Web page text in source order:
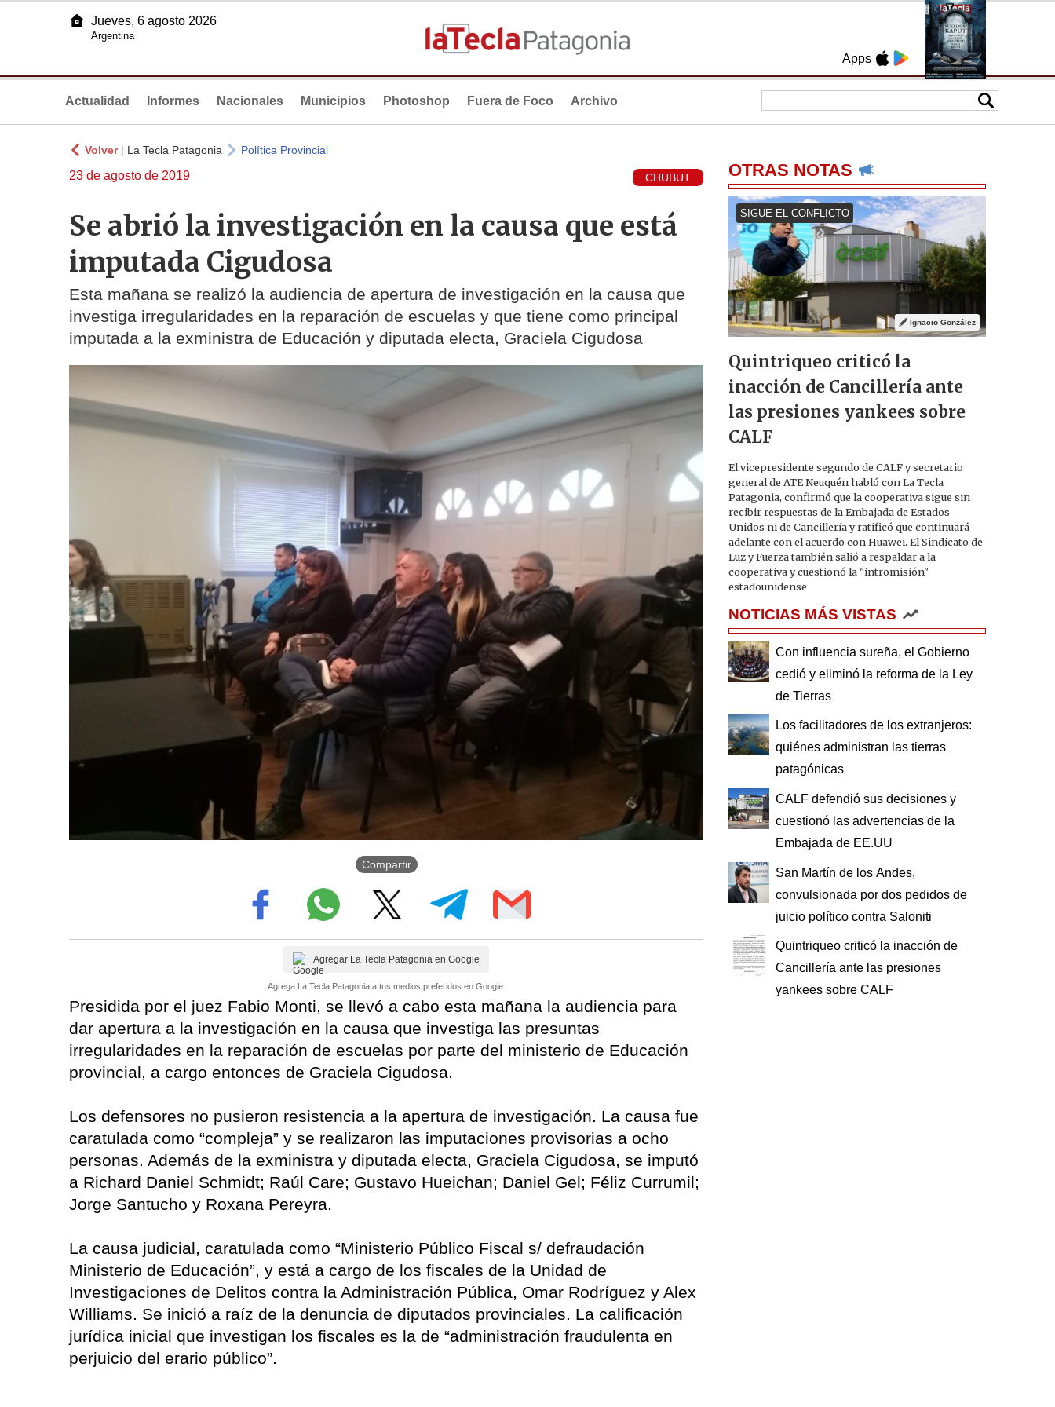
Apps
Jueves, 6 agosto 2026
Argentina
Actualidad Informes Nacionales Municipios Photoshop Fuera de Foco Archivo
Volver| La Tecla Patagonia Política Provincial
23 de agosto de 2019 CHUBUT
Se abrió la investigación en la causa que está
imputada Cigudosa
Esta mañana se realizó la audiencia de apertura de investigación en la causa que
investiga irregularidades en la reparación de escuelas y que tiene como principal
imputada a la exministra de Educación y diputada electa, Graciela Cigudosa
Compartir
Agregar La Tecla Patagonia en Google
Agrega La Tecla Patagonia a tus medios preferidos en Google.
Presidida por el juez Fabio Monti, se llevó a cabo esta mañana la audiencia para
dar apertura a la investigación en la causa que investiga las presuntas
irregularidades en la reparación de escuelas por parte del ministerio de Educación
provincial, a cargo entonces de Graciela Cigudosa.
Los defensores no pusieron resistencia a la apertura de investigación. La causa fue
caratulada como “compleja” y se realizaron las imputaciones provisorias a ocho
personas. Además de la exministra y diputada electa, Graciela Cigudosa, se imputó
a Richard Daniel Schmidt; Raúl Care; Gustavo Hueichan; Daniel Gel; Féliz Currumil;
Jorge Santucho y Roxana Pereyra.
La causa judicial, caratulada como “Ministerio Público Fiscal s/ defraudación
Ministerio de Educación”, y está a cargo de los fiscales de la Unidad de
Investigaciones de Delitos contra la Administración Pública, Omar Rodríguez y Alex
Williams. Se inició a raíz de la denuncia de diputados provinciales. La calificación
jurídica inicial que investigan los fiscales es la de “administración fraudulenta en
perjuicio del erario público”.
OTRAS NOTAS
SIGUE EL CONFLICTO
Ignacio González
Quintriqueo criticó la
inacción de Cancillería ante
las presiones yankees sobre
CALF
El vicepresidente segundo de CALF y secretario
general de ATE Neuquén habló con La Tecla
Patagonia, confirmó que la cooperativa sigue sin
recibir respuestas de la Embajada de Estados
Unidos ni de Cancillería y ratificó que continuará
adelante con el acuerdo con Huawei. El Sindicato de
Luz y Fuerza también salió a respaldar a la
cooperativa y cuestionó la "intromisión"
estadounidense
NOTICIAS MÁS VISTAS
Con influencia sureña, el Gobierno
cedió y eliminó la reforma de la Ley
de Tierras
Los facilitadores de los extranjeros:
quiénes administran las tierras
patagónicas
CALF defendió sus decisiones y
cuestionó las advertencias de la
Embajada de EE.UU
San Martín de los Andes,
convulsionada por dos pedidos de
juicio político contra Saloniti
Quintriqueo criticó la inacción de
Cancillería ante las presiones
yankees sobre CALF